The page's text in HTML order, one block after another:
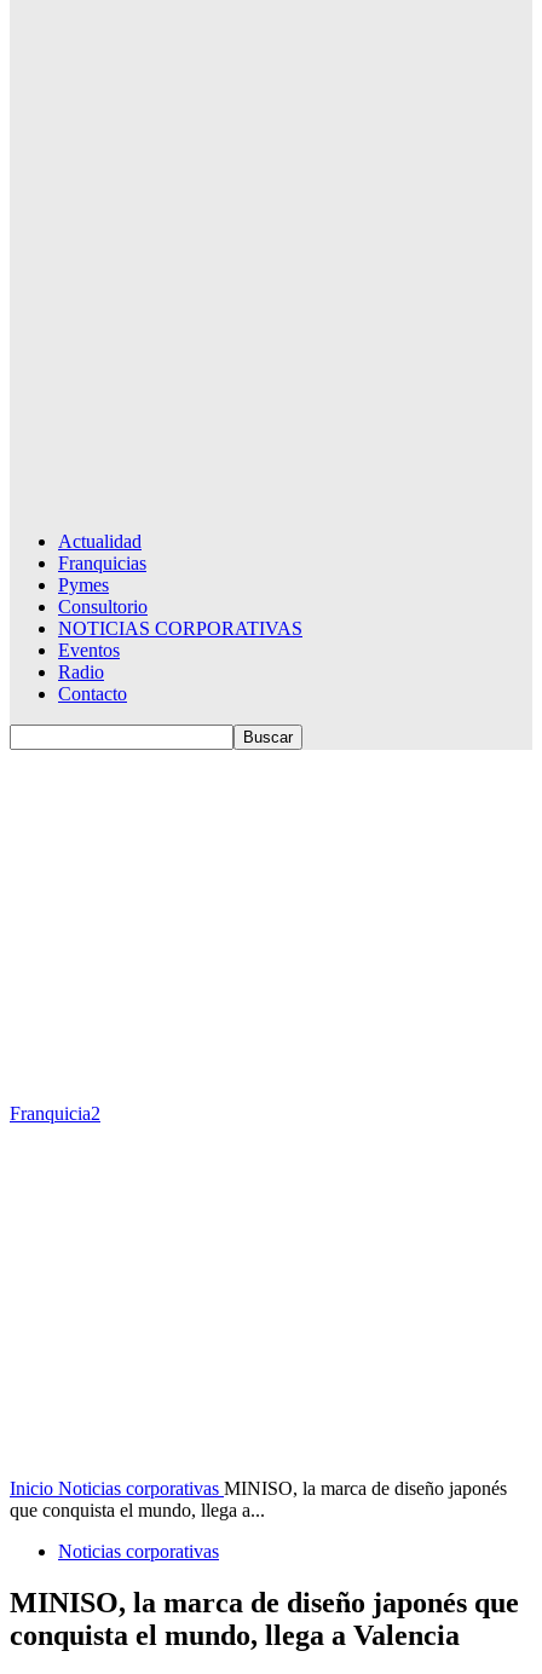
Actualidad
Franquicias
Pymes
Consultorio
NOTICIAS CORPORATIVAS
Eventos
Radio
Contacto
Franquicia2
Inicio Noticias corporativas MINISO, la marca de diseño japonés
que conquista el mundo, llega a...
Noticias corporativas
MINISO, la marca de diseño japonés que
conquista el mundo, llega a Valencia